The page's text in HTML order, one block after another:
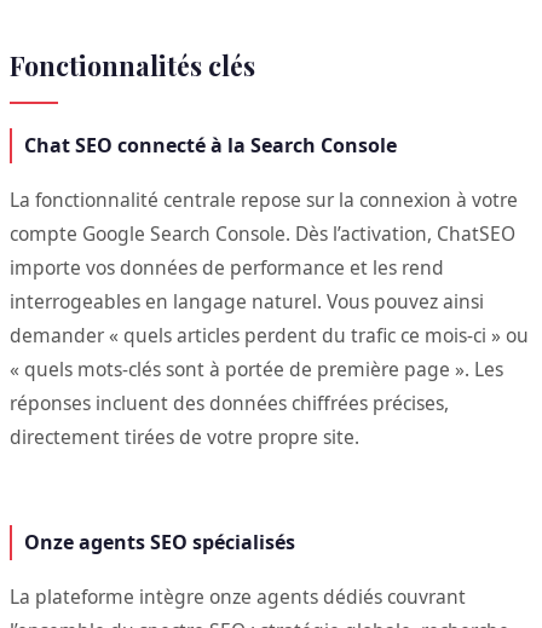
Fonctionnalités clés
Chat SEO connecté à la Search Console
La fonctionnalité centrale repose sur la connexion à votre
compte Google Search Console. Dès l’activation, ChatSEO
importe vos données de performance et les rend
interrogeables en langage naturel. Vous pouvez ainsi
demander « quels articles perdent du trafic ce mois-ci » ou
« quels mots-clés sont à portée de première page ». Les
réponses incluent des données chiffrées précises,
directement tirées de votre propre site.
Onze agents SEO spécialisés
La plateforme intègre onze agents dédiés couvrant